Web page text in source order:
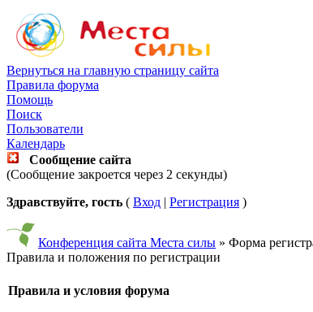
Вернуться на главную страницу сайта
Правила форума
Помощь
Поиск
Пользователи
Календарь
Сообщение сайта
(Сообщение закроется через 2 секунды)
Здравствуйте, гость ( Вход | Регистрация )
Конференция сайта Места силы » Форма
Правила и положения по регистрации
Правила и условия форума